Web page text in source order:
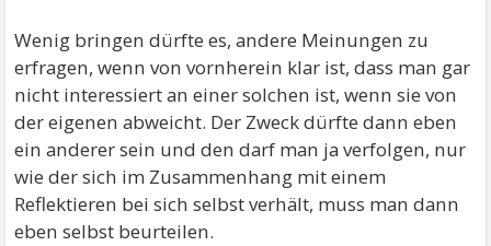
Wenig bringen dürfte es, andere Meinungen zu
erfragen, wenn von vornherein klar ist, dass man gar
nicht interessiert an einer solchen ist, wenn sie von
der eigenen abweicht. Der Zweck dürfte dann eben
ein anderer sein und den darf man ja verfolgen, nur
wie der sich im Zusammenhang mit einem
Reflektieren bei sich selbst verhält, muss man dann
eben selbst beurteilen.